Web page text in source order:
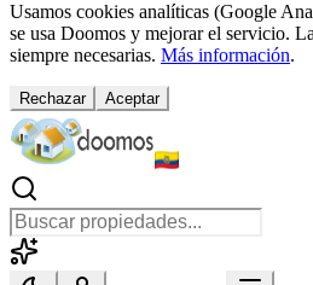
Usamos cookies analíticas (Google
se usa Doomos y mejorar el servicio.
siempre necesarias. Más información.
Rechazar Aceptar